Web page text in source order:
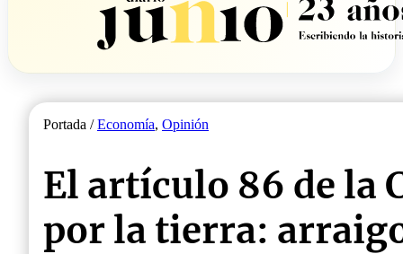
Portada /Economía, Opinión
El artículo 86 de la
por la tierra: